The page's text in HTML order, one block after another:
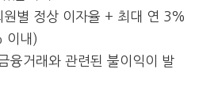
별 정상 이자율 + 최대 연 3%
이내)
융거래와 관련된 불이익이 발